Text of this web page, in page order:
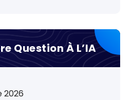
Question À L’IA
2026